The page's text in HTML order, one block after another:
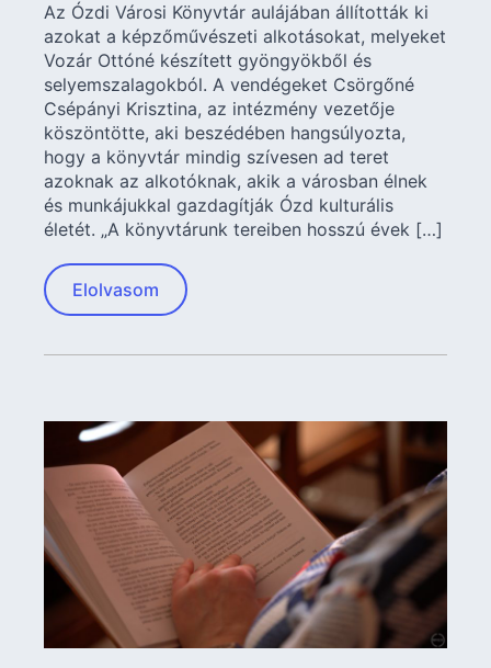
Az Ózdi Városi Könyvtár aulájában állították ki
azokat a képzőművészeti alkotásokat, melyeket
Vozár Ottóné készített gyöngyökből és
selyemszalagokból. A vendégeket Csörgőné
Csépányi Krisztina, az intézmény vezetője
köszöntötte, aki beszédében hangsúlyozta,
hogy a könyvtár mindig szívesen ad teret
azoknak az alkotóknak, akik a városban élnek
és munkájukkal gazdagítják Ózd kulturális
életét. „A könyvtárunk tereiben hosszú évek […]
Elolvasom